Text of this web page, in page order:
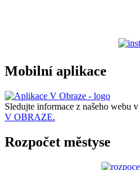
Mobilní aplikace
Sledujte informace z našeho webu v
V OBRAZE.
Rozpočet městyse